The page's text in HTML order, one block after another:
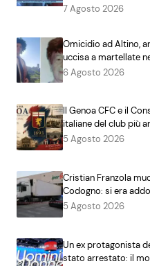
7 Agosto 2026
Omicidio ad Altino,
uccisa a martellate
6 Agosto 2026
Il Genoa CFC e il
italiane del club più
5 Agosto 2026
Cristian Franzola
Codogno: si era
5 Agosto 2026
Un ex protagonista
stato arrestato: il